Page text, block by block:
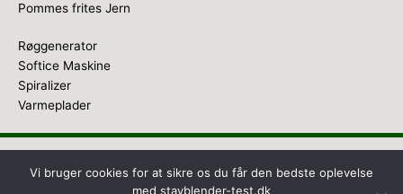
Pommes frites Jern
Røggenerator
Softice Maskine
Spiralizer
Varmeplader
Copyright © 2026 Stavblender Test
Vi bruger cookies for at sikre os du får den bedste oplevelse
med stavblender-test.dk